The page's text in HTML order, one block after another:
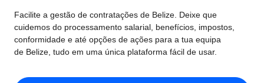
Processamento Salarial
Processamento salarial fácil e em conformidade
Employer of Record
entidades
COBERTURA GLOBAL
Explorador de países
Encontra apoio para emprego global por país
Comparar a Remote
Preçário
Facilite a gestão de contratações de Belize. Deixe que
cuidemos do processamento salarial, benefícios, impostos,
conformidade e até opções de ações para a tua equipa
de Belize, tudo em uma única plataforma fácil de usar.